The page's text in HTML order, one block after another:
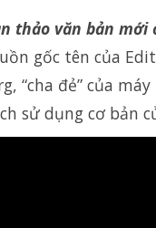
thảo văn bản
gốc tên của
“cha đẻ” của
sử dụng cơ bản